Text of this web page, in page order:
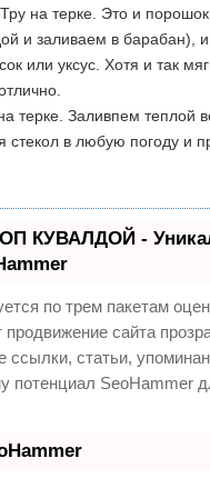
на терке. Это и
и заливаем в барабан),
или уксус. Хотя и так
терке. Заливпем теплой
стекол в любую погоду и
КУВАЛДОЙ -
по трем пакетам
продвижение сайта
статьи,
потенциал SeoHammer